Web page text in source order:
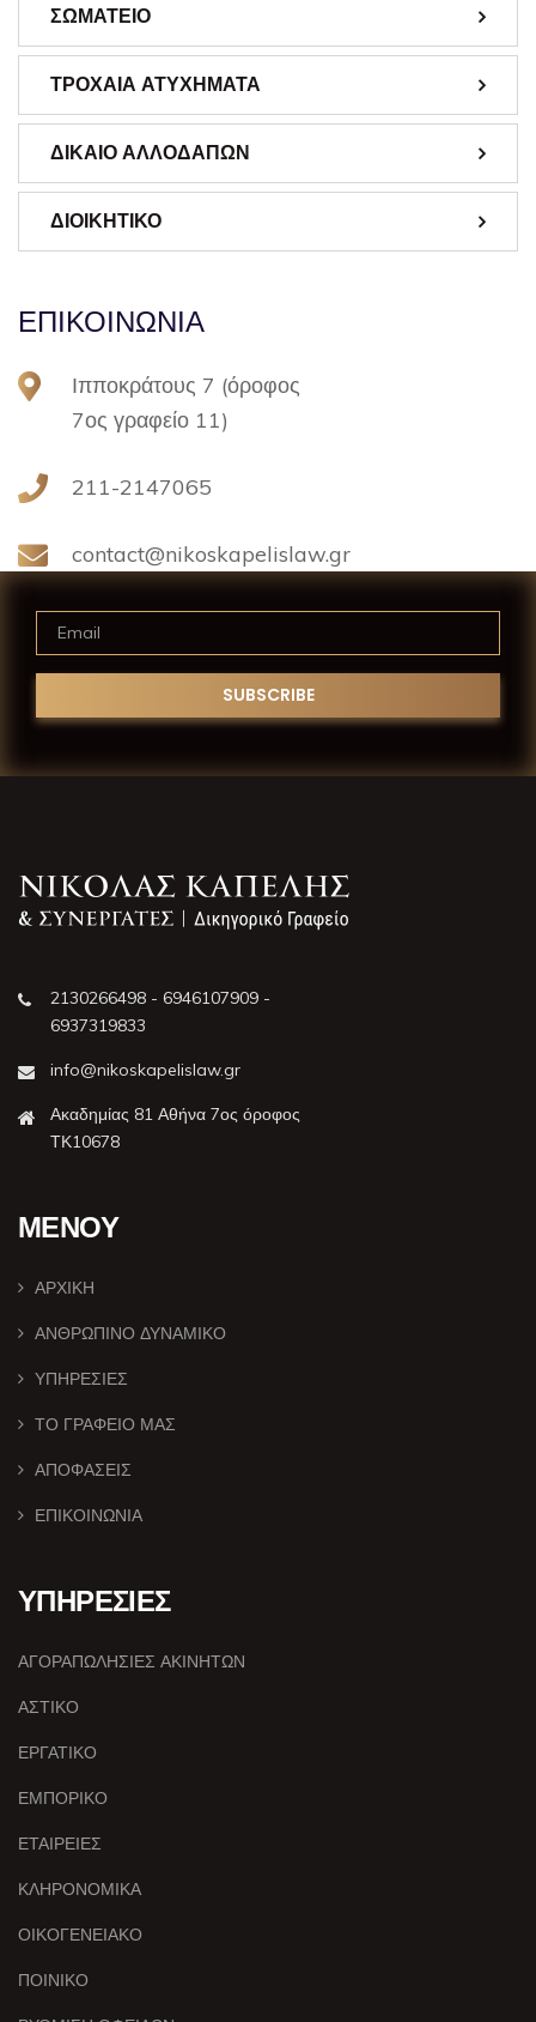
ΣΩΜΑΤΕΙΟ
ΤΡΟΧΑΙΑ ΑΤΥΧΗΜΑΤΑ
ΔΙΚΑΙΟ ΑΛΛΟΔΑΠΩΝ
ΔΙΟΙΚΗΤΙΚΟ
ΕΠΙΚΟΙΝΩΝΙΑ
Ιπποκράτους 7 (όροφος
7ος γραφείο 11)
211-2147065
contact@nikoskapelislaw.gr
2130266498 - 6946107909 -
6937319833
info@nikoskapelislaw.gr
Ακαδημίας 81 Αθήνα 7ος όροφος
ΤΚ10678
ΜΕΝΟΥ
ΑΡΧΙΚΗ
ΑΝΘΡΩΠΙΝΟ ΔΥΝΑΜΙΚΟ
ΥΠΗΡΕΣΙΕΣ
ΤΟ ΓΡΑΦΕΙΟ ΜΑΣ
ΑΠΟΦΑΣΕΙΣ
ΕΠΙΚΟΙΝΩΝΙΑ
ΥΠΗΡΕΣΙΕΣ
ΑΓΟΡΑΠΩΛΗΣΙΕΣ ΑΚΙΝΗΤΩΝ
ΑΣΤΙΚΟ
ΕΡΓΑΤΙΚΟ
ΕΜΠΟΡΙΚΟ
ΕΤΑΙΡΕΙΕΣ
ΚΛΗΡΟΝΟΜΙΚΑ
ΟΙΚΟΓΕΝΕΙΑΚΟ
ΠΟΙΝΙΚΟ